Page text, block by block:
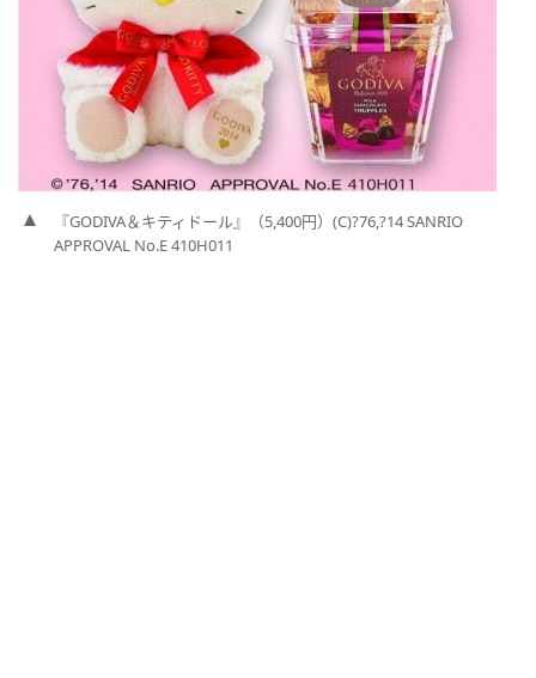
『GODIVA＆キティドール』（5,400円）(C)?76,?14 SANRIO
APPROVAL No.E 410H011